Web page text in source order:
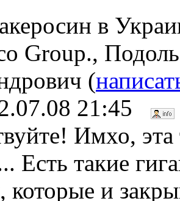
в
Group.,
(
21:45
Имхо, эта
Есть такие
которые и